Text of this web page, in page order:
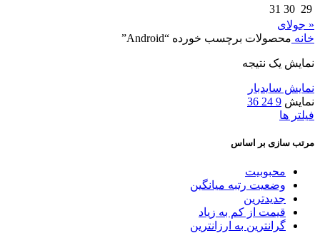
29
30
31
« جولای
خانه محصولات برچسب خورده “Android”
نمایش یک نتیجه
نمایش سایدبار
نمایش 9
24
36
فیلتر ها
مرتب سازی بر اساس
محبوبیت
وضعیت رتبه میانگین
جدیدترین
قیمت از کم به زیاد
گرانترین به ارزانترین